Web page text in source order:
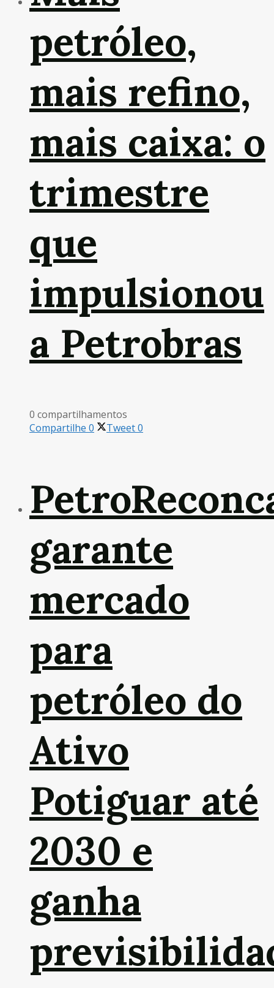
petróleo,
mais refino,
mais caixa: o
trimestre
que
impulsionou
a Petrobras
0 compartilhamentos
Compartilhe 0 Tweet0
garante
mercado
para
petróleo do
Ativo
Potiguar até
2030 e
ganha